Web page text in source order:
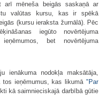
arī mēneša beigās saskaņā ar
valūtas kursu, kas ir spēkā
(kursu ieraksta žurnālā). Pēc
iegūto novērtējuma
bet novērtējuma
ienākuma nodokļa maksātāja,
ieņēmumus, kas likumā "Par
kā saimnieciskajā darbībā gūtie